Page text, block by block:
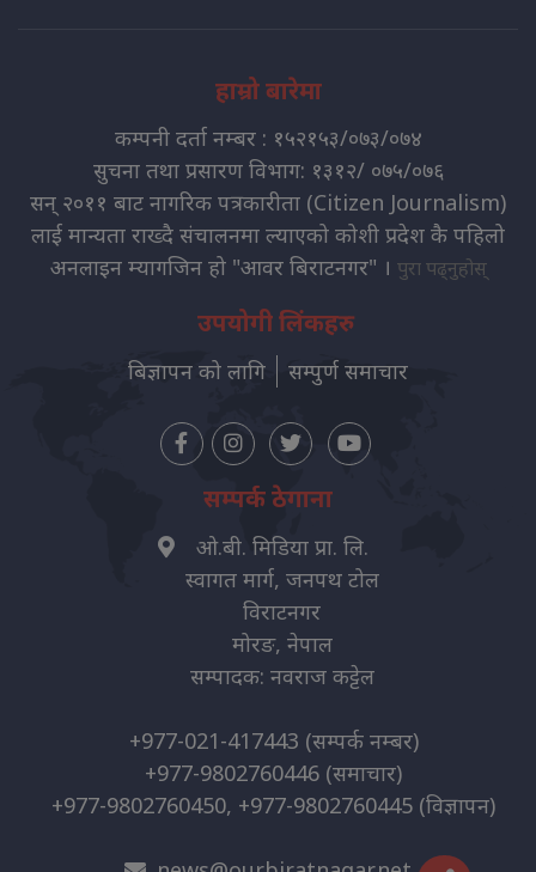
हाम्रो बारेमा
कम्पनी दर्ता नम्बर : १५२१५३/०७३/०७४
सुचना तथा प्रसारण विभाग: १३१२/ ०७५/०७६
सन् २०११ बाट नागरिक पत्रकारीता (Citizen Journalism)
लाई मान्यता राख्दै संचालनमा ल्याएको कोशी प्रदेश कै पहिलो
अनलाइन म्यागजिन हो "आवर बिराटनगर" । पुरा पढ्नुहोस्
उपयोगी लिंकहरु
बिज्ञापन को लागि सम्पुर्ण समाचार
सम्पर्क ठेगाना
ओ.बी. मिडिया प्रा. लि.
स्वागत मार्ग, जनपथ टोल
विराटनगर
मोरङ, नेपाल
सम्पादक: नवराज कट्टेल
+977-021-417443 (सम्पर्क नम्बर)
+977-9802760446 (समाचार)
+977-9802760450, +977-9802760445 (विज्ञापन)